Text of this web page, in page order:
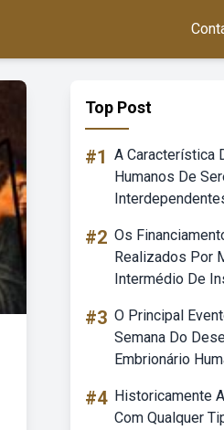
Top Post
#1 A Característica
Humanos De
#2 Os
Realizados Por
Intermédio De
#3 O Principal
Semana Do
Embrionário
#4 Historicamente
Com Qualquer